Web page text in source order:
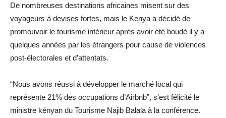
De nombreuses destinations africaines misent sur des
voyageurs à devises fortes, mais le Kenya a décidé de
promouvoir le tourisme intérieur après avoir été boudé il y a
quelques années par les étrangers pour cause de violences
post-électorales et d’attentats.
“Nous avons réussi à développer le marché local qui
représente 21% des occupations d’Airbnb”, s’est félicité le
ministre kényan du Tourisme Najib Balala à la conférence.